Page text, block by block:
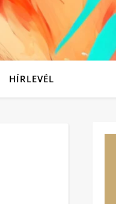
HÍRLEVÉL